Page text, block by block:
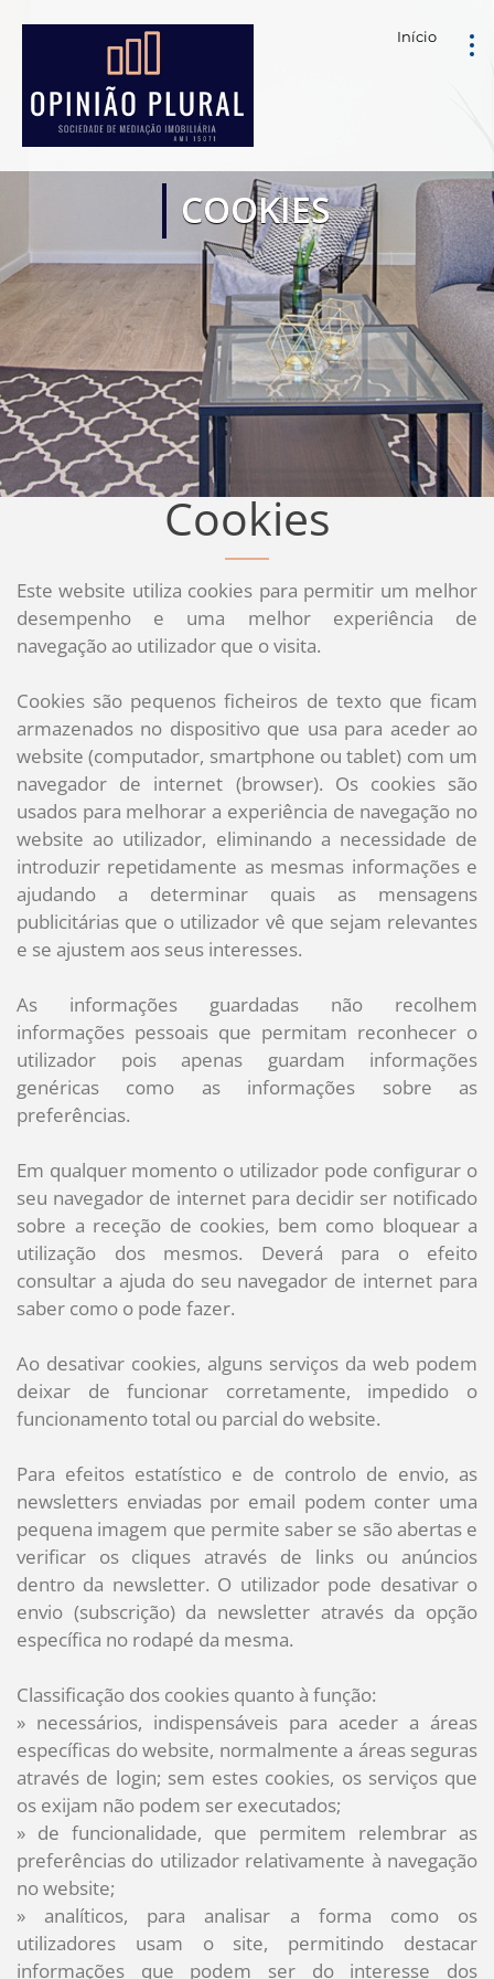
Início
COOKIES
Cookies
Este website utiliza cookies para permitir um melhor
desempenho e uma melhor experiência de
navegação ao utilizador que o visita.
Cookies são pequenos ficheiros de texto que ficam
armazenados no dispositivo que usa para aceder ao
website (computador, smartphone ou tablet) com um
navegador de internet (browser). Os cookies são
usados para melhorar a experiência de navegação no
website ao utilizador, eliminando a necessidade de
introduzir repetidamente as mesmas informações e
ajudando a determinar quais as mensagens
publicitárias que o utilizador vê que sejam relevantes
e se ajustem aos seus interesses.
As informações guardadas não recolhem
informações pessoais que permitam reconhecer o
utilizador pois apenas guardam informações
genéricas como as informações sobre as
preferências.
Em qualquer momento o utilizador pode configurar o
seu navegador de internet para decidir ser notificado
sobre a receção de cookies, bem como bloquear a
utilização dos mesmos. Deverá para o efeito
consultar a ajuda do seu navegador de internet para
saber como o pode fazer.
Ao desativar cookies, alguns serviços da web podem
deixar de funcionar corretamente, impedido o
funcionamento total ou parcial do website.
Para efeitos estatístico e de controlo de envio, as
newsletters enviadas por email podem conter uma
pequena imagem que permite saber se são abertas e
verificar os cliques através de links ou anúncios
dentro da newsletter. O utilizador pode desativar o
envio (subscrição) da newsletter através da opção
específica no rodapé da mesma.
Classificação dos cookies quanto à função:
» necessários, indispensáveis para aceder a áreas
específicas do website, normalmente a áreas seguras
através de login; sem estes cookies, os serviços que
os exijam não podem ser executados;
» de funcionalidade, que permitem relembrar as
preferências do utilizador relativamente à navegação
no website;
» analíticos, para analisar a forma como os
utilizadores usam o site, permitindo destacar
informações que podem ser do interesse dos